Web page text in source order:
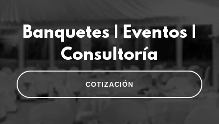
Banquetes | Eventos |
COTIZACIÓN